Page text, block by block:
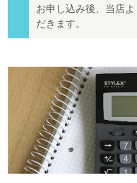
お申し込み後、当店
だきます。